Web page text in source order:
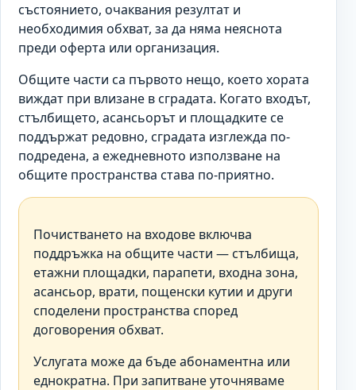
състоянието, очаквания резултат и
необходимия обхват, за да няма неяснота
преди оферта или организация.
Общите части са първото нещо, което хората
виждат при влизане в сградата. Когато входът,
стълбището, асансьорът и площадките се
поддържат редовно, сградата изглежда по-
подредена, а ежедневното използване на
общите пространства става по-приятно.
Почистването на входове включва
поддръжка на общите части — стълбища,
етажни площадки, парапети, входна зона,
асансьор, врати, пощенски кутии и други
споделени пространства според
договорения обхват.
Услугата може да бъде абонаментна или
еднократна. При запитване уточняваме